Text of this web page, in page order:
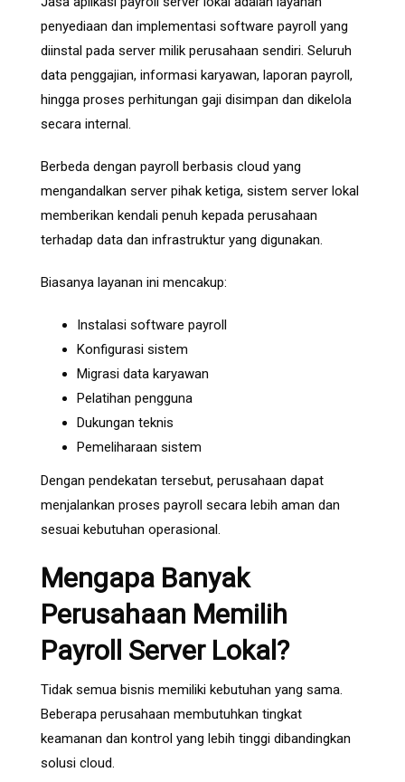
penyediaan dan implementasi software payroll yang
diinstal pada server milik perusahaan sendiri. Seluruh
data penggajian, informasi karyawan, laporan payroll,
hingga proses perhitungan gaji disimpan dan dikelola
secara internal.
Berbeda dengan payroll berbasis cloud yang
mengandalkan server pihak ketiga, sistem server lokal
memberikan kendali penuh kepada perusahaan
terhadap data dan infrastruktur yang digunakan.
Biasanya layanan ini mencakup:
Instalasi software payroll
Konfigurasi sistem
Migrasi data karyawan
Pelatihan pengguna
Dukungan teknis
Pemeliharaan sistem
Dengan pendekatan tersebut, perusahaan dapat
menjalankan proses payroll secara lebih aman dan
sesuai kebutuhan operasional.
Mengapa Banyak
Perusahaan Memilih
Payroll Server Lokal?
Tidak semua bisnis memiliki kebutuhan yang sama.
Beberapa perusahaan membutuhkan tingkat
keamanan dan kontrol yang lebih tinggi dibandingkan
solusi cloud.